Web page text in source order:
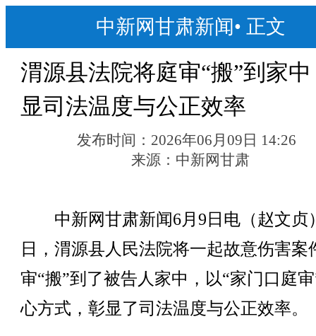
中新网甘肃新闻• 正文
渭源县法院将庭审“搬”到家
显司法温度与公正效率
发布时间： 2026年06月09日 14:26
来源： 中新网甘肃
中新网甘肃新闻6月9日电（赵文贞
日，渭源县人民法院将一起故意伤害案
审“搬”到了被告人家中，以“家门口庭
心方式，彰显了司法温度与公正效率。